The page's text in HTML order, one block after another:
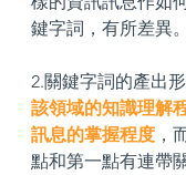
鍵字詞，有所差異。
2.關鍵字詞的產出
該領域的知識理解
訊息的掌握程度 ，
點和第一點有連帶